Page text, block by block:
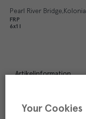
Pearl River Bridge Kolonial
FRP
6x1 l
Artikelinformation
Your Cookies